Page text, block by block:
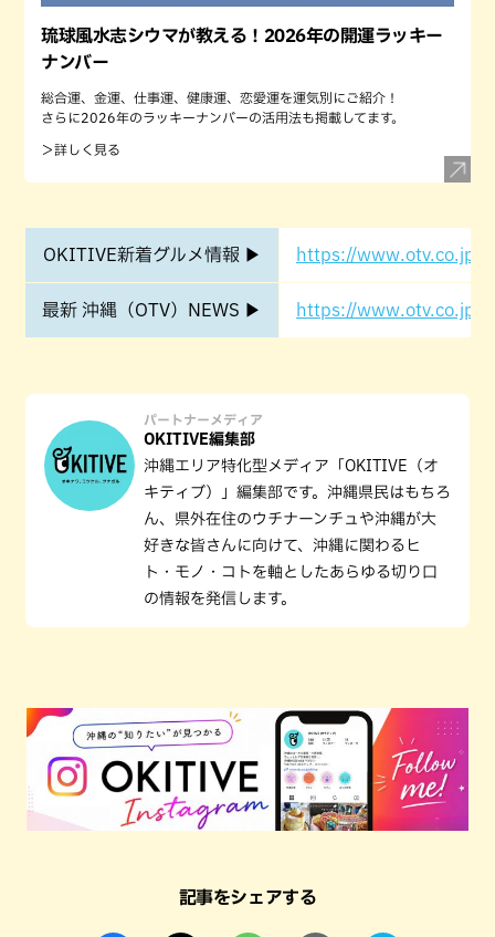
琉球風水志シウマが教える！2026年の開運ラッキー
ナンバー
総合運、金運、仕事運、健康運、恋愛運を運気別にご紹介！
さらに2026年のラッキーナンバーの活用法も掲載してます。
＞詳しく見る
OKITIVE新着グルメ情報 ▶ https://www.otv.co.jp/
最新 沖縄（OTV）NEWS ▶ https://www.otv.co.jp/
パートナーメディア
OKITIVE編集部
沖縄エリア特化型メディア「OKITIVE（オ
キティブ）」編集部です。沖縄県民はもちろ
ん、県外在住のウチナーンチュや沖縄が大
好きな皆さんに向けて、沖縄に関わるヒ
ト・モノ・コトを軸としたあらゆる切り口
の情報を発信します。
記事をシェアする